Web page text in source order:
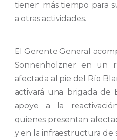
tienen más tiempo para
a otras actividades.
El Gerente General
Sonnenholzner en un
afectada al pie del Río
activará una brigada de
apoye a la
quienes presentan
y en la infraestructura de